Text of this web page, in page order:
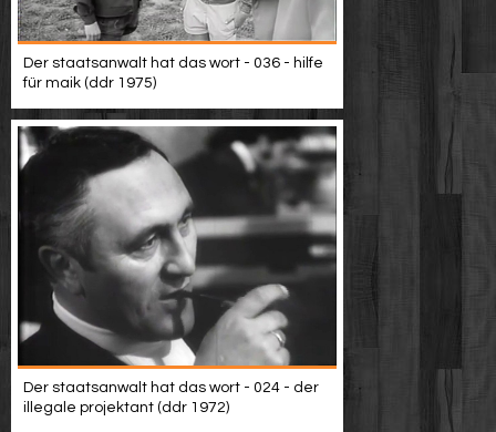
Der staatsanwalt hat das wort - 036 - hilfe
für maik (ddr 1975)
Der staatsanwalt hat das wort - 024 - der
illegale projektant (ddr 1972)